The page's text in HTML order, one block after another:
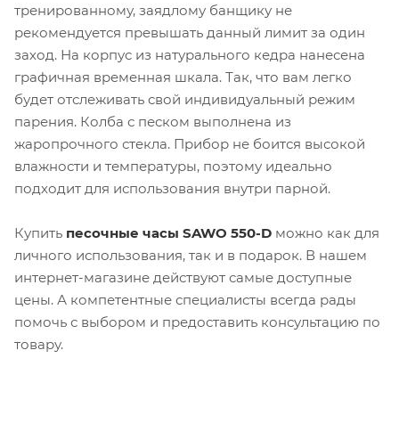
тренированному, заядлому банщику не
рекомендуется превышать данный лимит за один
заход. На корпус из натурального кедра нанесена
графичная временная шкала. Так, что вам легко
будет отслеживать свой индивидуальный режим
парения. Колба с песком выполнена из
жаропрочного стекла. Прибор не боится высокой
влажности и температуры, поэтому идеально
подходит для использования внутри парной.
Купить песочные часы SAWO 550-D можно как для
личного использования, так и в подарок. В нашем
интернет-магазине действуют самые доступные
цены. А компетентные специалисты всегда рады
помочь с выбором и предоставить консультацию по
товару.